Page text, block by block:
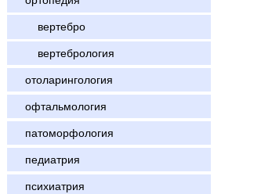
вертебро
вертебрология
отоларингология
офтальмология
патоморфология
педиатрия
психиатрия